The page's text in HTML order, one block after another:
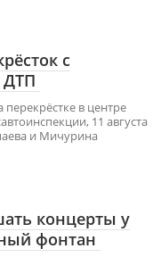
с
ДТП
в центре
11 августа
и Мичурина
концерты у
фонтан